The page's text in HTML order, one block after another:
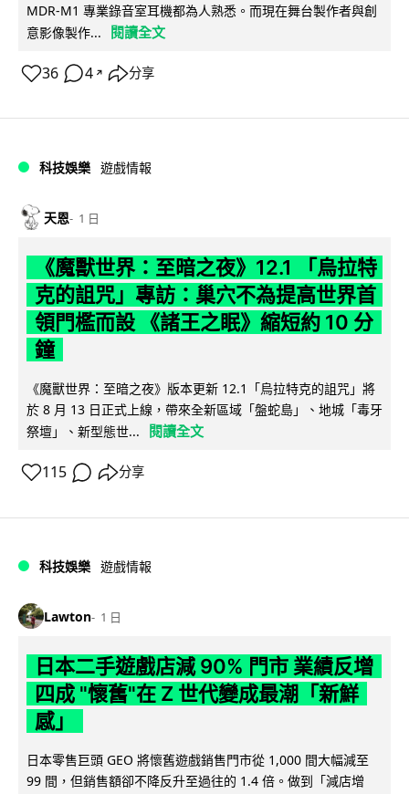
MDR-M1 專業錄音室耳機都為人熟悉。而現在舞台製作者與創
意影像製作...
閱讀全文
36 4 ↗ 分享
科技娛樂 遊戲情報
天恩 1 日
《魔獸世界：至暗之夜》12.1 「烏拉特
克的詛咒」專訪：巢穴不為提高世界首
領門檻而設 《諸王之眠》縮短約 10 分
鐘
《魔獸世界：至暗之夜》版本更新 12.1「烏拉特克的詛咒」將
於 8 月 13 日正式上線，帶來全新區域「盤蛇島」、地城「毒牙
祭壇」、新型態世...
閱讀全文
115 分享
科技娛樂 遊戲情報
Lawton 1 日
日本二手遊戲店減 90% 門市 業績反增
四成 "懷舊"在 Z 世代變成最潮「新鮮
感」
日本零售巨頭 GEO 將懷舊遊戲銷售門市從 1,000 間大幅減至
99 間，但銷售額卻不降反升至過往的 1.4 倍。做到「減店增